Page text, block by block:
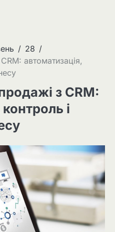
28
автоматизація,
з CRM:
і